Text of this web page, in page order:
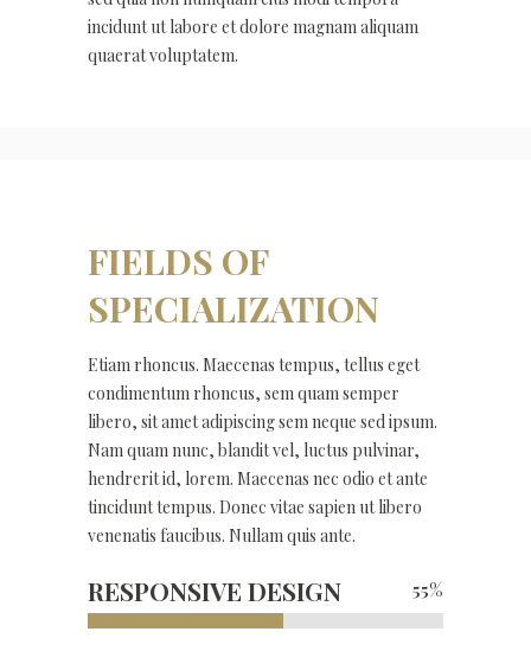
incidunt ut labore et dolore magnam aliquam
quaerat voluptatem.
FIELDS OF
SPECIALIZATION
Etiam rhoncus. Maecenas tempus, tellus eget
condimentum rhoncus, sem quam semper
libero, sit amet adipiscing sem neque sed ipsum.
Nam quam nunc, blandit vel, luctus pulvinar,
hendrerit id, lorem. Maecenas nec odio et ante
tincidunt tempus. Donec vitae sapien ut libero
venenatis faucibus. Nullam quis ante.
RESPONSIVE DESIGN 55%